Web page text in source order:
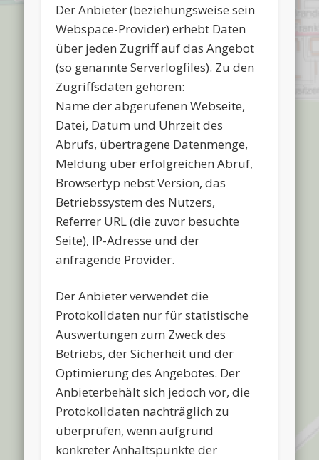
Der Anbieter (beziehungsweise sein
Webspace-Provider) erhebt Daten
über jeden Zugriff auf das Angebot
(so genannte Serverlogfiles). Zu den
Zugriffsdaten gehören:
Name der abgerufenen Webseite,
Datei, Datum und Uhrzeit des
Abrufs, übertragene Datenmenge,
Meldung über erfolgreichen Abruf,
Browsertyp nebst Version, das
Betriebssystem des Nutzers,
Referrer URL (die zuvor besuchte
Seite), IP-Adresse und der
anfragende Provider.
Der Anbieter verwendet die
Protokolldaten nur für statistische
Auswertungen zum Zweck des
Betriebs, der Sicherheit und der
Optimierung des Angebotes. Der
Anbieterbehält sich jedoch vor, die
Protokolldaten nachträglich zu
überprüfen, wenn aufgrund
konkreter Anhaltspunkte der